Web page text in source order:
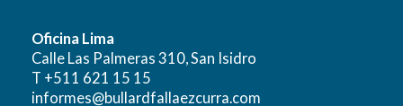
Oficina Lima
Calle Las Palmeras 310, San Isidro
T +511 621 15 15
informes@bullardfallaezcurra.com